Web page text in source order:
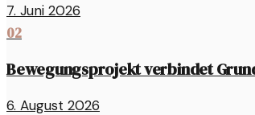
7. Juni 2026
02
Bewegungsprojekt verbindet
6. August 2026